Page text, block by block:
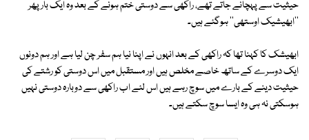
حیثیت سے پہچانے جاتے تھے، راکھی سے دوستی ختم ہونے کے بعد وہ ایک بار پھر
''ابھیشیک اوستھی'' ہوگئے ہیں۔
ابھیشک کا کہنا تھا کہ راکھی کے بعد انہوں نے اپنا نیا ہم سفر چن لیا ہے اور ہم دونوں
ایک دوسرے کے ساتھ خاصے مخلص ہیں اور مستقبل میں اس دوستی کو رشتے کی
حیثیت دینے کے بارے میں سوچ رہے ہیں اس لئے اب راکھی سے دوبارہ دوستی نہیں
ہوسکتی نہ ہی وہ ایسا سوچ سکتے ہیں۔